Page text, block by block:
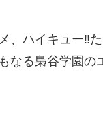
、ハイキュー‼
なる梟谷学園の